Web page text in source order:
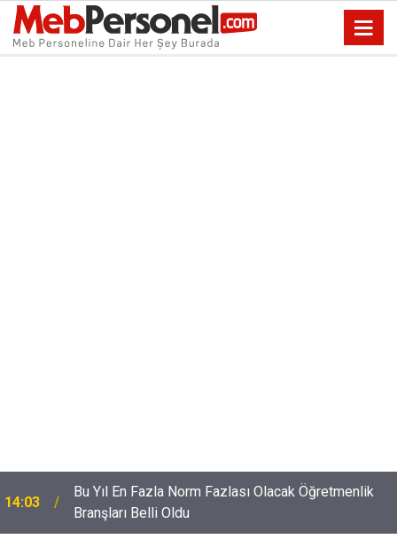
14:03
Bu Yıl En Fazla Norm Fazlası Olacak Öğretmenlik
Branşları Belli Oldu